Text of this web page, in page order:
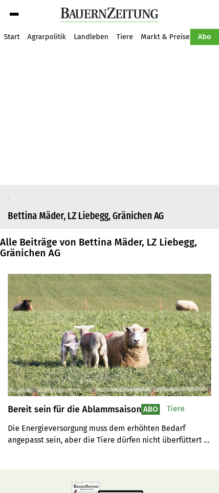
Start Agrarpolitik Landleben Tiere Markt & Preise Abo
Bettina Mäder, LZ Liebegg, Gränichen AG
Alle Beiträge von Bettina Mäder, LZ Liebegg,
Gränichen AG
Bereit sein für die Ablammsaison
Die Energieversorgung muss dem erhöhten Bedarf
angepasst sein, aber die Tiere dürfen nicht überfüttert
ABO Tiere